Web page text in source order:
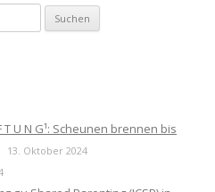
T U N G¹: Scheunen brennen bis
13. Oktober 2024